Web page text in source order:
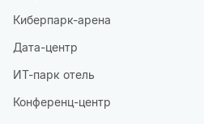
Киберпарк-арена
Дата-центр
ИТ-парк отель
Конференц-центр